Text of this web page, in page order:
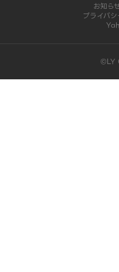
お知ら
プライバ
©LY
このコンテンツは掲載が終